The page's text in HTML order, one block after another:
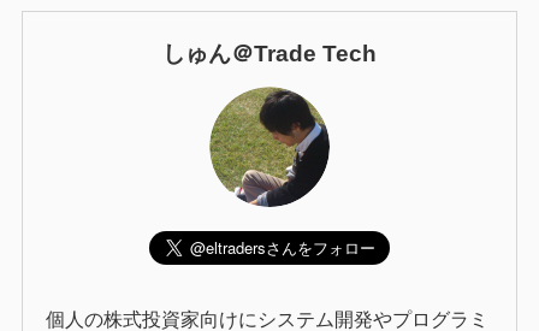
しゅん＠Trade Tech
個人の株式投資家向けにシステム開発やプログラミ